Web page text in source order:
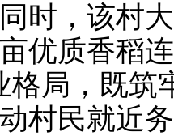
时，该村
优质香稻
格局，既筑
村民就近